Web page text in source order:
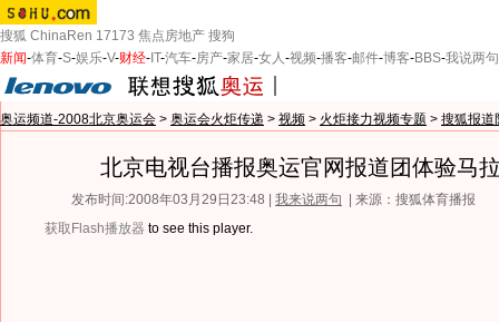
搜狐 ChinaRen 17173 焦点房地产 搜狗
新闻-体育-S-娱乐-V-财经- IT-汽车-房产-家居-女人-视频-播客-邮件-博客-BBS-我说两句
奥运频道-2008北京奥运会 > 奥运会火炬传递 > 视频 > 火炬接力视频专题 > 搜狐报道
北京电视台播报奥运官网报道团体验马
发布时间:2008年03月29日23:48 | 我来说两句
| 来源：搜狐体育播报
获取Flash播放器 to see this player.